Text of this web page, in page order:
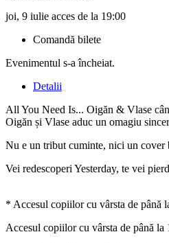
joi, 9 iulie acces de la 19:00
Comandă bilete
Evenimentul s-a încheiat.
Detalii
All You Need Is... Oigăn & Vlase
Oigăn și Vlase aduc un omagiu
Nu e un tribut cuminte, nici un cover
Vei redescoperi Yesterday, te vei
* Accesul copiilor cu vârsta de până
Accesul copiilor cu vârsta de până